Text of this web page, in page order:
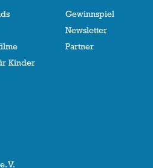
Kinder
Gewinnspiel
Newsletter
Partner
V.